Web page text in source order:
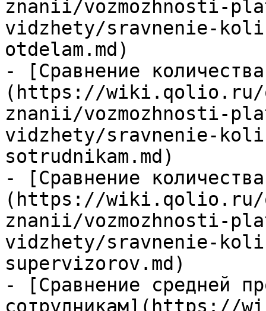
znanii/vozmozhnosti-
vidzhety/sravnenie-
otdelam.md)
- [Сравнение
(https://wiki.qolio.ru/
znanii/vozmozhnosti-
vidzhety/sravnenie-
sotrudnikam.md)
- [Сравнение
(https://wiki.qolio.ru/
znanii/vozmozhnosti-
vidzhety/sravnenie-
supervizorov.md)
- [Сравнение средней